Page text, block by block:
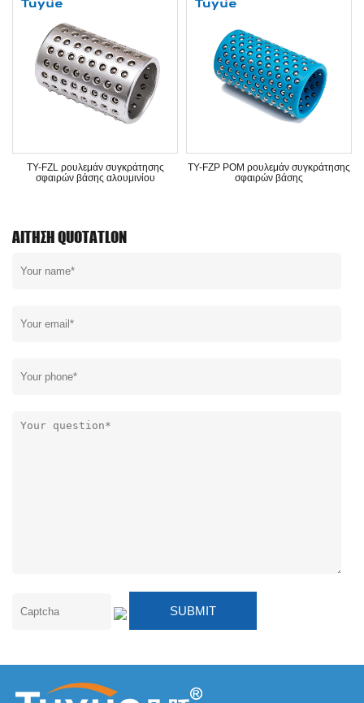
TY-FZL ρουλεμάν συγκράτησης
σφαιρών βάσης αλουμινίου
TY-FZP POM ρουλεμάν
σφαιρών βάσης
ΑΊΤΗΣΗ QUOTATLON